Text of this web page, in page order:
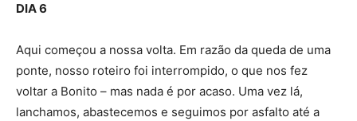
DIA 6
Aqui começou a nossa volta. Em razão da queda de uma
ponte, nosso roteiro foi interrompido, o que nos fez
voltar a Bonito – mas nada é por acaso. Uma vez lá,
lanchamos, abastecemos e seguimos por asfalto até a